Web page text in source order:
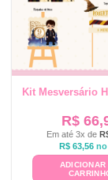
Kit Mesversário
R$
Em até 3x de
R$63,56
ADICIONAR